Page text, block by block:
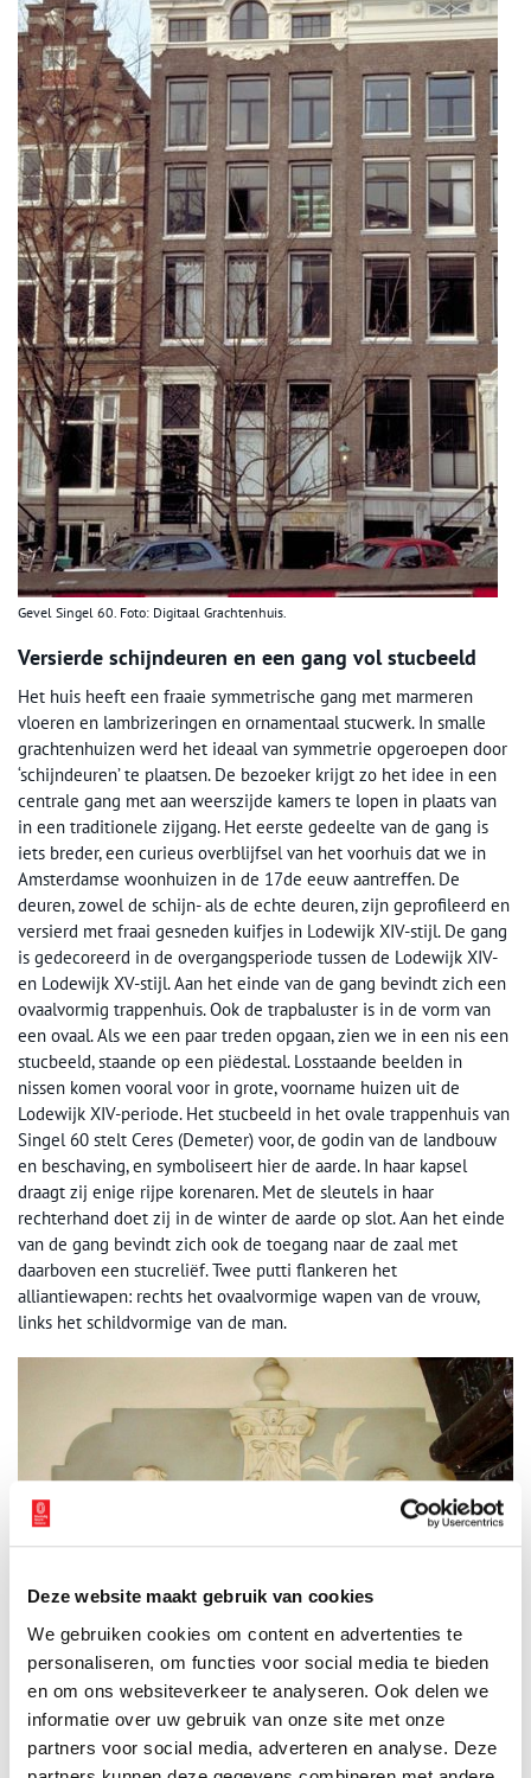
Deze website maakt gebruik van cookies
We gebruiken cookies om content en advertenties te
personaliseren, om functies voor social media te bieden
en om ons websiteverkeer te analyseren. Ook delen we
informatie over uw gebruik van onze site met onze
partners voor social media, adverteren en analyse. Deze
Gevel Singel 60. Foto: Digitaal Grachtenhuis.
Versierde schijndeuren en een gang vol stucbeeld
Het huis heeft een fraaie symmetrische gang met marmeren
vloeren en lambrizeringen en ornamentaal stucwerk. In smalle
grachtenhuizen werd het ideaal van symmetrie opgeroepen door
‘schijndeuren’ te plaatsen. De bezoeker krijgt zo het idee in een
centrale gang met aan weerszijde kamers te lopen in plaats van
in een traditionele zijgang. Het eerste gedeelte van de gang is
iets breder, een curieus overblijfsel van het voorhuis dat we in
Amsterdamse woonhuizen in de 17de eeuw aantreffen. De
deuren, zowel de schijn- als de echte deuren, zijn geprofileerd en
versierd met fraai gesneden kuifjes in Lodewijk XIV-stijl. De gang
is gedecoreerd in de overgangsperiode tussen de Lodewijk XIV-
en Lodewijk XV-stijl. Aan het einde van de gang bevindt zich een
ovaalvormig trappenhuis. Ook de trapbaluster is in de vorm van
een ovaal. Als we een paar treden opgaan, zien we in een nis een
stucbeeld, staande op een piëdestal. Losstaande beelden in
nissen komen vooral voor in grote, voorname huizen uit de
Lodewijk XIV-periode. Het stucbeeld in het ovale trappenhuis van
Singel 60 stelt Ceres (Demeter) voor, de godin van de landbouw
en beschaving, en symboliseert hier de aarde. In haar kapsel
draagt zij enige rijpe korenaren. Met de sleutels in haar
rechterhand doet zij in de winter de aarde op slot. Aan het einde
van de gang bevindt zich ook de toegang naar de zaal met
daarboven een stucreliëf. Twee putti flankeren het
alliantiewapen: rechts het ovaalvormige wapen van de vrouw,
links het schildvormige van de man.
Singel 60, stucreliëf met putti boven de toegang naar de zaal. Foto: Digitaal
Grachtenhuis.